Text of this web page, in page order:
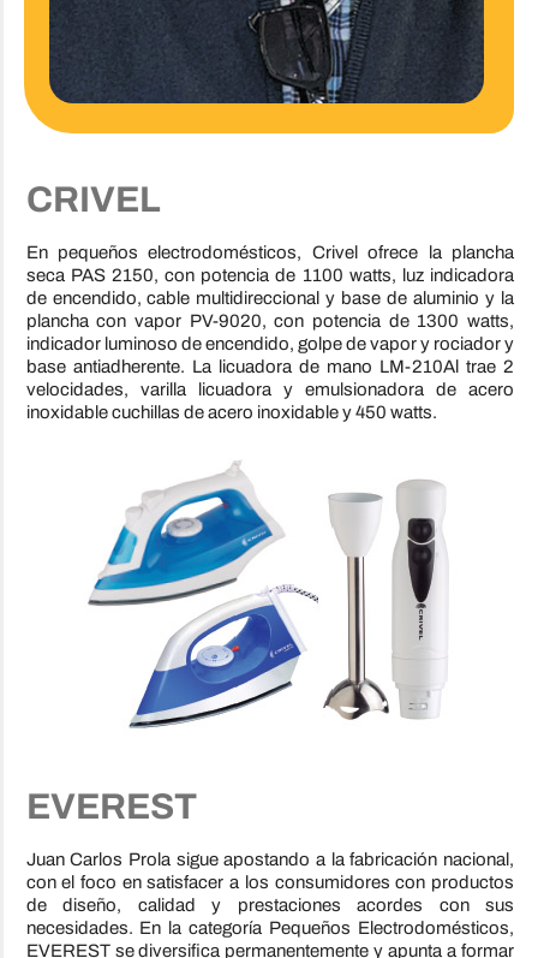
CRIVEL
En pequeños electrodomésticos, Crivel ofrece la plancha
seca PAS 2150, con potencia de 1100 watts, luz indicadora
de encendido, cable multidireccional y base de aluminio y la
plancha con vapor PV-9020, con potencia de 1300 watts,
indicador luminoso de encendido, golpe de vapor y rociador y
base antiadherente. La licuadora de mano LM-210Al trae 2
velocidades, varilla licuadora y emulsionadora de acero
inoxidable cuchillas de acero inoxidable y 450 watts.
EVEREST
Juan Carlos Prola sigue apostando a la fabricación nacional,
con el foco en satisfacer a los consumidores con productos
de diseño, calidad y prestaciones acordes con sus
necesidades. En la categoría Pequeños Electrodomésticos,
EVEREST se diversifica permanentemente y apunta a formar